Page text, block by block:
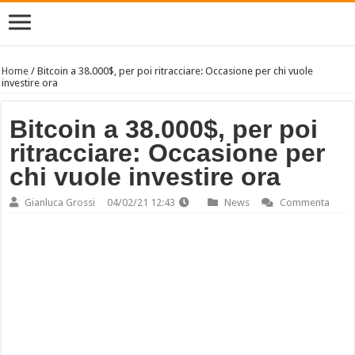
Home /Bitcoin a 38.000$, per poi ritracciare: Occasione per chi vuole
investire ora
Bitcoin a 38.000$, per poi
ritracciare: Occasione per
chi vuole investire ora
Gianluca Grossi 04/02/21 12:43 News Commenta